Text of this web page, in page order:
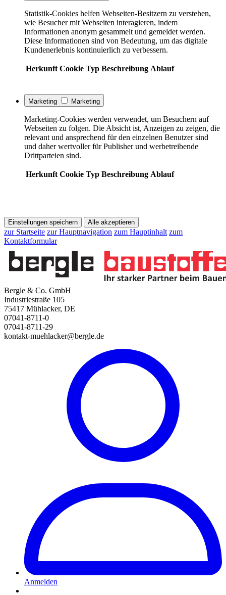
Statistik-Cookies helfen Webseiten-Besitzern zu verstehen,
wie Besucher mit Webseiten interagieren, indem
Informationen anonym gesammelt und gemeldet werden.
Diese Informationen sind von Bedeutung, um das digitale
Kundenerlebnis kontinuierlich zu verbessern.
Herkunft Cookie Typ Beschreibung Ablauf
Marketing Marketing
Marketing-Cookies werden verwendet, um Besuchern auf
Webseiten zu folgen. Die Absicht ist, Anzeigen zu zeigen, die
relevant und ansprechend für den einzelnen Benutzer sind
und daher wertvoller für Publisher und werbetreibende
Drittparteien sind.
Herkunft Cookie Typ Beschreibung Ablauf
Einstellungen speichern Alle akzeptieren
zur Startseite zur Hauptnavigation zum Hauptinhalt zum
Kontaktformular
Bergle & Co. GmbH
Industriestraße 105
75417 Mühlacker, DE
07041-8711-0
07041-8711-29
kontakt-muehlacker@bergle.de
Anmelden